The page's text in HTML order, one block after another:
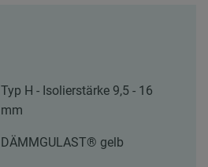
Typ H - Isolierstärke 9,5 - 16
mm
DÄMMGULAST® gelb